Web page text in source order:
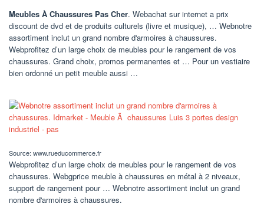
Meubles À Chaussures Pas Cher. Webachat sur internet a prix
discount de dvd et de produits culturels (livre et musique), … Webnotre
assortiment inclut un grand nombre d'armoires à chaussures.
Webprofitez d’un large choix de meubles pour le rangement de vos
chaussures. Grand choix, promos permanentes et … Pour un vestiaire
bien ordonné un petit meuble aussi …
Source: www.rueducommerce.fr
Webprofitez d’un large choix de meubles pour le rangement de vos
chaussures. Webgprice meuble à chaussures en métal à 2 niveaux,
support de rangement pour … Webnotre assortiment inclut un grand
nombre d'armoires à chaussures.